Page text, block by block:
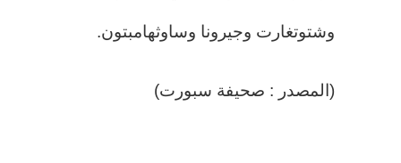
وشتوتغارت وجيرونا وساوثهامبتون.
(المصدر : صحيفة سبورت)